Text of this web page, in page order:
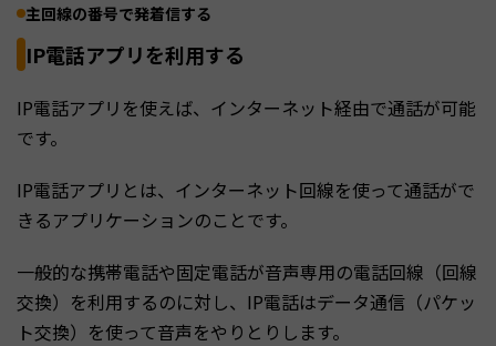
主回線の番号で発着信する
IP電話アプリを利用する
IP電話アプリを使えば、インターネット経由で通話が可能
です。
IP電話アプリとは、インターネット回線を使って通話がで
きるアプリケーションのことです。
一般的な携帯電話や固定電話が音声専用の電話回線（回線
交換）を利用するのに対し、IP電話はデータ通信（パケッ
ト交換）を使って音声をやりとりします。